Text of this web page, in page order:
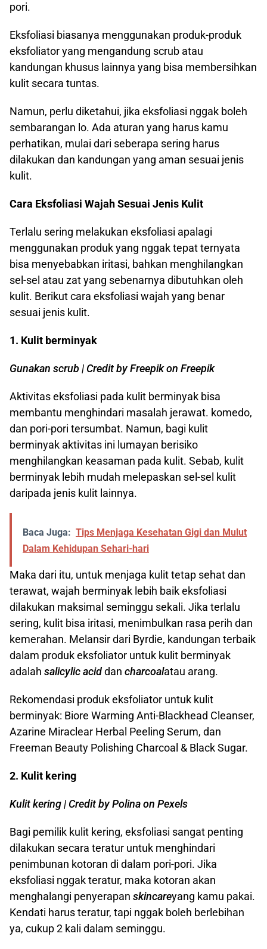
pori.
Eksfoliasi biasanya menggunakan produk-produk
eksfoliator yang mengandung scrub atau
kandungan khusus lainnya yang bisa membersihkan
kulit secara tuntas.
Namun, perlu diketahui, jika eksfoliasi nggak boleh
sembarangan lo. Ada aturan yang harus kamu
perhatikan, mulai dari seberapa sering harus
dilakukan dan kandungan yang aman sesuai jenis
kulit.
Cara Eksfoliasi Wajah Sesuai Jenis Kulit
Terlalu sering melakukan eksfoliasi apalagi
menggunakan produk yang nggak tepat ternyata
bisa menyebabkan iritasi, bahkan menghilangkan
sel-sel atau zat yang sebenarnya dibutuhkan oleh
kulit. Berikut cara eksfoliasi wajah yang benar
sesuai jenis kulit.
1. Kulit berminyak
Gunakan scrub | Credit by Freepik on Freepik
Aktivitas eksfoliasi pada kulit berminyak bisa
membantu menghindari masalah jerawat. komedo,
dan pori-pori tersumbat. Namun, bagi kulit
berminyak aktivitas ini lumayan berisiko
menghilangkan keasaman pada kulit. Sebab, kulit
berminyak lebih mudah melepaskan sel-sel kulit
daripada jenis kulit lainnya.
Baca Juga: Tips Menjaga Kesehatan Gigi dan Mulut
Dalam Kehidupan Sehari-hari
Maka dari itu, untuk menjaga kulit tetap sehat dan
terawat, wajah berminyak lebih baik eksfoliasi
dilakukan maksimal seminggu sekali. Jika terlalu
sering, kulit bisa iritasi, menimbulkan rasa perih dan
kemerahan. Melansir dari Byrdie, kandungan terbaik
dalam produk eksfoliator untuk kulit berminyak
adalah salicylic aciddan charcoalatau arang.
Rekomendasi produk eksfoliator untuk kulit
berminyak: Biore Warming Anti-Blackhead Cleanser,
Azarine Miraclear Herbal Peeling Serum, dan
Freeman Beauty Polishing Charcoal & Black Sugar.
2. Kulit kering
Kulit kering | Credit by Polina on Pexels
Bagi pemilik kulit kering, eksfoliasi sangat penting
dilakukan secara teratur untuk menghindari
penimbunan kotoran di dalam pori-pori. Jika
eksfoliasi nggak teratur, maka kotoran akan
menghalangi penyerapan skincareyang kamu pakai.
Kendati harus teratur, tapi nggak boleh berlebihan
ya, cukup 2 kali dalam seminggu.